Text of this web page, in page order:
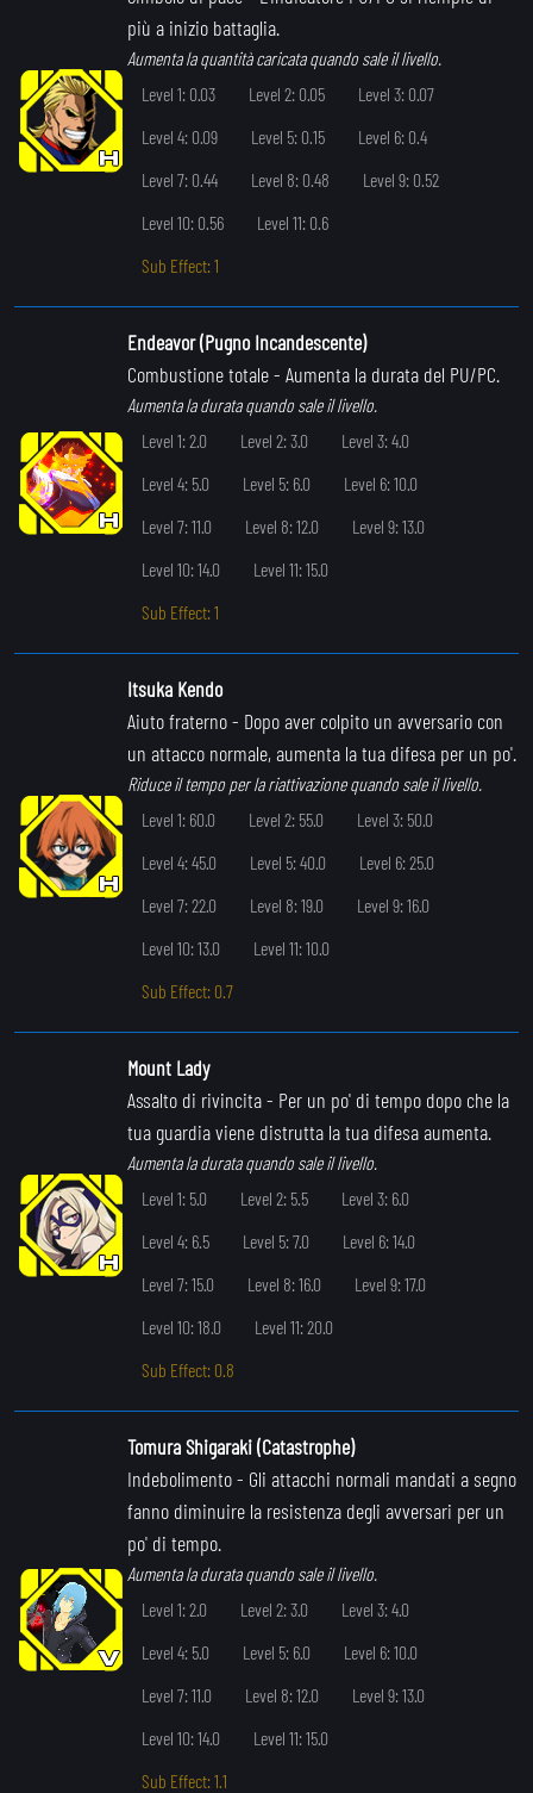
più a inizio battaglia.
Aumenta la quantità caricata quando sale il livello.
Level 1: 0.03
Level 2: 0.05
Level 3: 0.07
Level 4: 0.09
Level 5: 0.15
Level 6: 0.4
Level 7: 0.44
Level 8: 0.48
Level 9: 0.52
Level 10: 0.56
Level 11: 0.6
Sub Effect: 1
Endeavor (Pugno Incandescente)
Combustione totale- Aumenta la durata del PU/PC.
Aumenta la durata quando sale il livello.
Level 1: 2.0
Level 2: 3.0
Level 3: 4.0
Level 4: 5.0
Level 5: 6.0
Level 6: 10.0
Level 7: 11.0
Level 8: 12.0
Level 9: 13.0
Level 10: 14.0
Level 11: 15.0
Sub Effect: 1
Itsuka Kendo
Aiuto fraterno- Dopo aver colpito un avversario con
un attacco normale, aumenta la tua difesa per un po'.
Riduce il tempo per la riattivazione quando sale il livello.
Level 1: 60.0
Level 2: 55.0
Level 3: 50.0
Level 4: 45.0
Level 5: 40.0
Level 6: 25.0
Level 7: 22.0
Level 8: 19.0
Level 9: 16.0
Level 10: 13.0
Level 11: 10.0
Sub Effect: 0.7
Mount Lady
Assalto di rivincita- Per un po' di tempo dopo che la
tua guardia viene distrutta la tua difesa aumenta.
Aumenta la durata quando sale il livello.
Level 1: 5.0
Level 2: 5.5
Level 3: 6.0
Level 4: 6.5
Level 5: 7.0
Level 6: 14.0
Level 7: 15.0
Level 8: 16.0
Level 9: 17.0
Level 10: 18.0
Level 11: 20.0
Sub Effect: 0.8
Tomura Shigaraki (Catastrophe)
Indebolimento- Gli attacchi normali mandati a segno
fanno diminuire la resistenza degli avversari per un
po' di tempo.
Aumenta la durata quando sale il livello.
Level 1: 2.0
Level 2: 3.0
Level 3: 4.0
Level 4: 5.0
Level 5: 6.0
Level 6: 10.0
Level 7: 11.0
Level 8: 12.0
Level 9: 13.0
Level 10: 14.0
Level 11: 15.0
Sub Effect: 1.1